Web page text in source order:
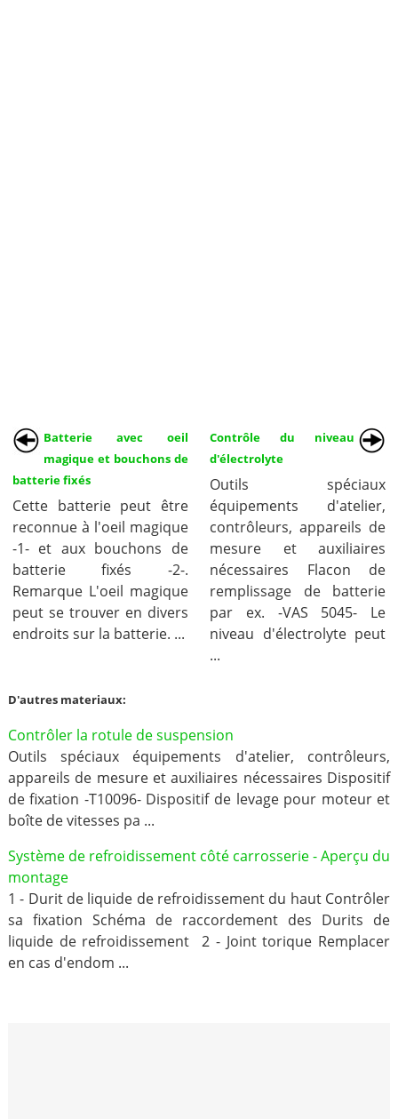
Batterie avec oeil
magique et bouchons de
batterie fixés
Cette batterie peut être
reconnue à l'oeil magique
-1- et aux bouchons de
batterie fixés -2-.
Remarque L'oeil magique
peut se trouver en divers
endroits sur la batterie. ...
Contrôle du niveau
d'électrolyte
Outils spéciaux
équipements d'atelier,
contrôleurs, appareils de
mesure et auxiliaires
nécessaires Flacon de
remplissage de batterie
par ex. -VAS 5045- Le
niveau d'électrolyte peut
...
D'autres materiaux:
Contrôler la rotule de suspension
Outils spéciaux équipements d'atelier, contrôleurs,
appareils de mesure et auxiliaires nécessaires Dispositif
de fixation -T10096- Dispositif de levage pour moteur et
boîte de vitesses pa ...
Système de refroidissement côté carrosserie - Aperçu du
montage
1 - Durit de liquide de refroidissement du haut Contrôler
sa fixation Schéma de raccordement des Durits de
liquide de refroidissement 2 - Joint torique Remplacer
en cas d'endom ...